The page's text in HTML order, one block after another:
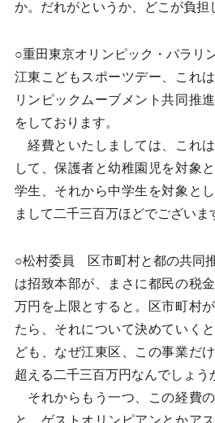
か。だれがというか、どこが負担
○重田東京オリンピック・パラリ
江東こどもスポーツデー、これ
リンピックムーブメント共同推
をしております。
経費といたしましては、これ
して、保護者と幼稚園児を対象
学生、それから中学生を対象と
まして二千三百万ほどでございま
○松村委員 区市町村と都の共同
は招致本部が、まさに都民の税
万円を上限とすると。区市町村
たら、それについて決めていく
ども、なぜ江東区、この事業だ
超える二千三百万円なんでしょう
それからもう一つ、この経費
と、ゲストオリンピアンとかア